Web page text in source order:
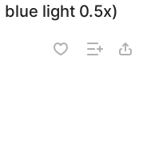
blue light 0.5x)